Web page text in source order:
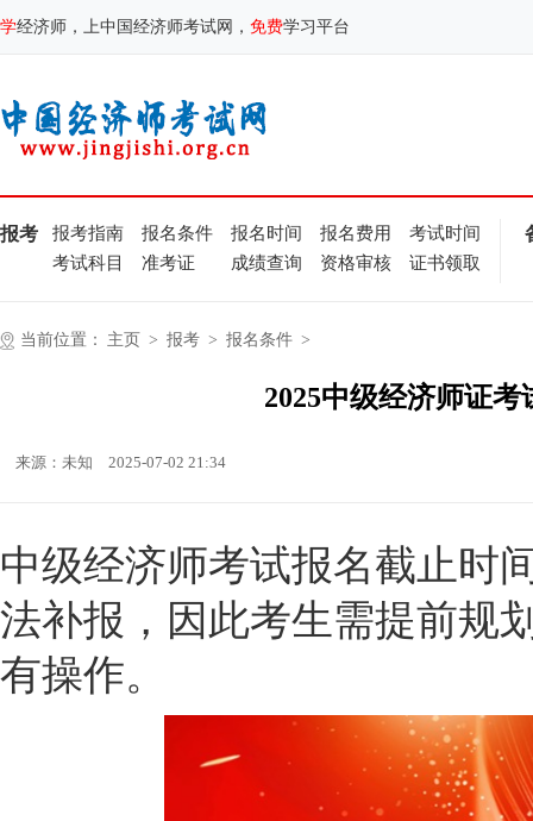
学经济师，上中国经济师考试网， 免费学习平台
报考 报考指南 报名条件 报名时间 报名费用
考试时间
考试科目
准考证 成绩查询 资格审核 证书领取
当前位置： 主页 > 报考 > 报名条件 >
2025中级经济师证
来源：未知 2025-07-02 21:34
中级经济师考试报名截止时
法补报，因此考生需提前规
有操作。